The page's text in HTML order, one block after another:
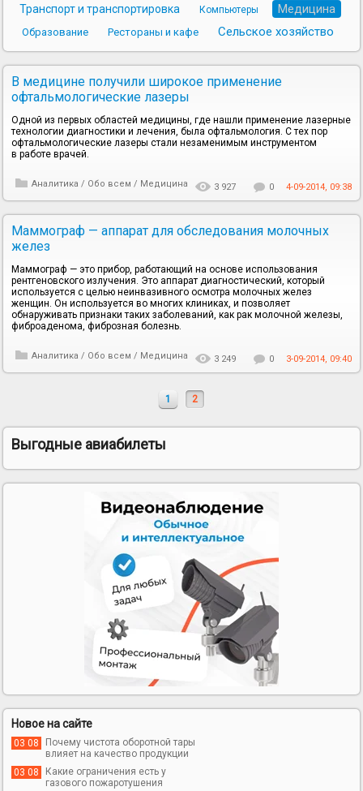
Транспорт и транспортировка Компьютеры Медицина
Образование Рестораны и кафе Сельское хозяйство
В медицине получили широкое применение
офтальмологические лазеры
Одной из первых областей медицины, где нашли применение лазерные
технологии диагностики и лечения, была офтальмология. С тех пор
офтальмологические лазеры стали незаменимым инструментом
в работе врачей.
Аналитика / Обо всем / Медицина 3 927 0 4-09-2014, 09:38
Маммограф — аппарат для обследования молочных
желез
Маммограф — это прибор, работающий на основе использования
рентгеновского излучения. Это аппарат диагностический, который
используется с целью неинвазивного осмотра молочных желез
женщин. Он используется во многих клиниках, и позволяет
обнаруживать признаки таких заболеваний, как рак молочной железы,
фиброаденома, фиброзная болезнь.
Аналитика / Обо всем / Медицина 3 249 0 3-09-2014, 09:40
1 2
Выгодные авиабилеты
Новое на сайте
03 08
Почему чистота оборотной тары
влияет на качество продукции
03 08
Какие ограничения есть у
газового пожаротушения